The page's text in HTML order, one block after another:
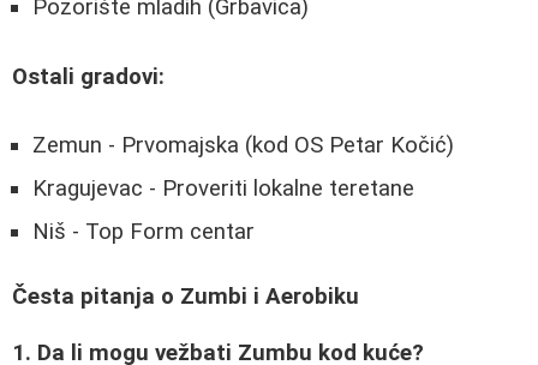
Pozorište mladih (Grbavica)
Ostali gradovi:
Zemun - Prvomajska (kod OS Petar Kočić)
Kragujevac - Proveriti lokalne teretane
Niš - Top Form centar
Česta pitanja o Zumbi i Aerobiku
1. Da li mogu vežbati Zumbu kod kuće?